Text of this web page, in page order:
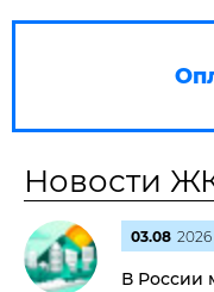
Новости
03.08 2026
В России